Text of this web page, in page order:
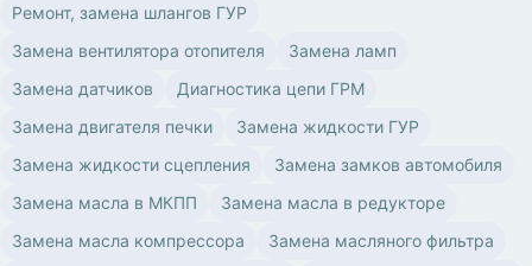
Ремонт, замена шлангов ГУР
Замена вентилятора отопителя
Замена ламп
Замена датчиков
Диагностика цепи ГРМ
Замена двигателя печки
Замена жидкости ГУР
Замена жидкости сцепления
Замена замков автомобиля
Замена масла в МКПП
Замена масла в редукторе
Замена масла компрессора
Замена масляного фильтра